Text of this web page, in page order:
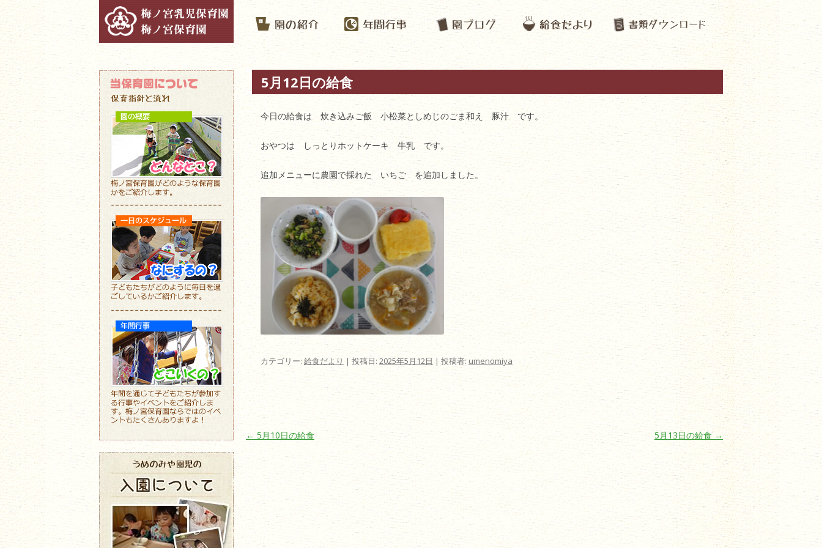
5月12日の給食
今日の給食は 炊き込みご飯 小松菜としめじのごま和え 豚汁 です。
おやつは しっとりホットケーキ 牛乳 です。
追加メニューに農園で採れた いちご を追加しました。
カテゴリー: 給食だより | 投稿日: 2025年5月12日 | 投稿者:umenomiya
投稿ナビゲーション
←5月10日の給食 5月13日の給食→